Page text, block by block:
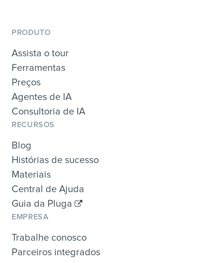
PRODUTO
Assista o tour
Ferramentas
Preços
Agentes de IA
Consultoria de IA
RECURSOS
Blog
Histórias de sucesso
Materiais
Central de Ajuda
Guia da Pluga
EMPRESA
Trabalhe conosco
Parceiros integrados